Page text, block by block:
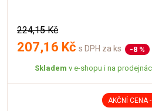
224,15 Kč
207,16 Kč s DPH za ks -8 %
Skladem v e-shopu i na
AKČNÍ CENA